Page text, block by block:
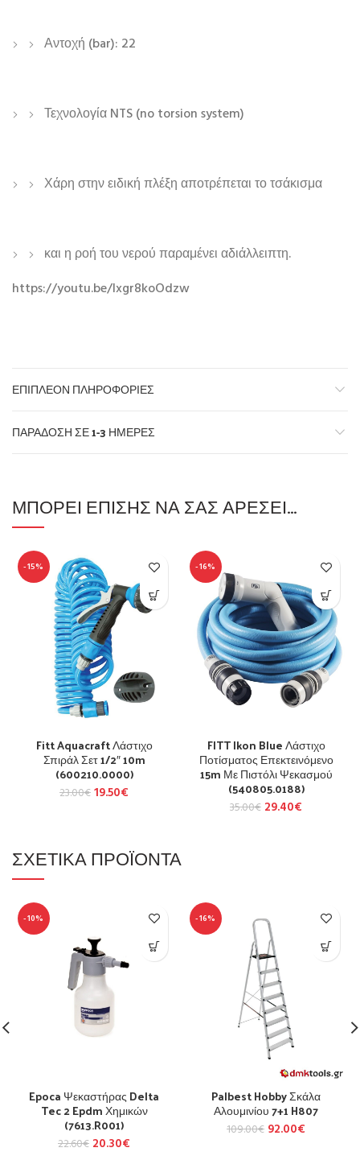
Αντοχή (bar): 22
Τεχνολογία NTS (no torsion system)
Χάρη στην ειδική πλέξη αποτρέπεται το τσάκισμα
και η ροή του νερού παραμένει αδιάλλειπτη.
https://youtu.be/lxgr8koOdzw
ΕΠΙΠΛΈΟΝ ΠΛΗΡΟΦΟΡΊΕΣ
ΠΑΡΆΔΟΣΗ ΣΕ 1-3 ΗΜΈΡΕΣ
ΜΠΟΡΕΊ ΕΠΊΣΗΣ ΝΑ ΣΑΣ ΑΡΈΣΕΙ…
-15%
Fitt Aquacraft Λάστιχο
Σπιράλ Σετ 1/2″ 10m
(600210.0000)
23.00€19.50€
-16%
FITT Ikon Blue Λάστιχο
Ποτίσματος Επεκτεινόμενο
15m Με Πιστόλι Ψεκασμού
(540805.0188)
35.00€ 29.40€
ΣΧΕΤΙΚΆ ΠΡΟΪΌΝΤΑ
-10%
Epoca Ψεκαστήρας Delta
Tec 2 Epdm Χημικών
(7613.R001)
22.60€ 20.30€
-16%
Palbest Hobby Σκάλα
Αλουμινίου 7+1 H807
109.00€ 92.00€